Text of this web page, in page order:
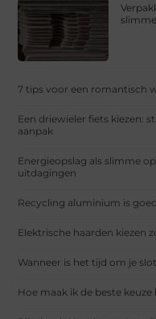
7 tips voor een romantisch
Een driewieler fiets kiezen:
aanpak
Energieopslag als slimme
uitdagingen
Recycling aluminium is
Elektrische haarden kiezen
Wanneer is het tijd om je
Hoe maak ik de beste